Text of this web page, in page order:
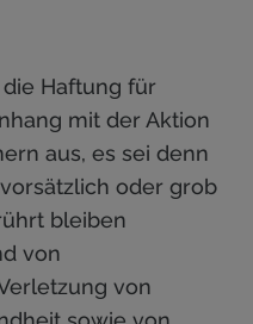
Haftung für
mit der Aktion
aus, es sei denn
oder grob
bleiben
von
von